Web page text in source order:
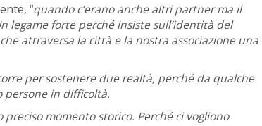
“quando c’erano anche altri partner ma il
legame forte perché insiste sull’identità del
attraversa la città e la nostra associazione una
per sostenere due realtà, perché da qualche
persone in difficoltà.
momento storico. Perché ci vogliono